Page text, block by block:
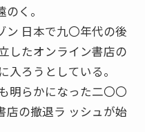
く。
ン 日本で九〇年代の後
したオンライン書店の
入ろうとしている。
明らかになった二〇〇
店の撤退ラ ッシュが始